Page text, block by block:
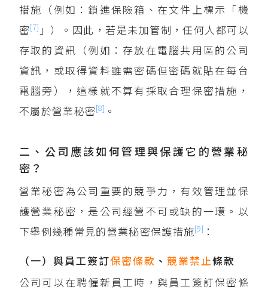
措施（例如：鎖進保險箱、在文件上標示「機
密[7] 」）。因此，若是未加管制，任何人都可以
存取的資訊（例如：存放在電腦共用區的公司
資訊，或取得資料雖需密碼但密碼就貼在每台
電腦旁），這樣就不算有採取合理保密措施，
不屬於營業秘密[8] 。
二、公司應該如何管理與保護它的營業秘
密？
營業秘密為公司重要的競爭力，有效管理並保
護營業秘密，是公司經營不可或缺的一環。以
下舉例幾種常見的營業秘密保護措施[9] ：
（一）與員工簽訂保密條款 、 競業禁止條款
公司可以在聘僱新員工時，與員工簽訂保密條